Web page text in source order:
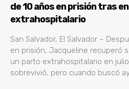
de 10 años en prisión tras
extrahospitalario
San Salvador, El Salvador –
en prisión, Jacqueline recuperó
un parto extrahospitalario en julio
sobrevivió, pero cuando buscó